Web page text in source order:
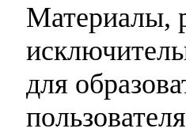
Материалы,
для